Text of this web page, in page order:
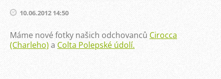
10.06.2012 14:50
Máme nové fotky našich odchovanců Cirocca
(Charleho) a Colta Polepské údolí.